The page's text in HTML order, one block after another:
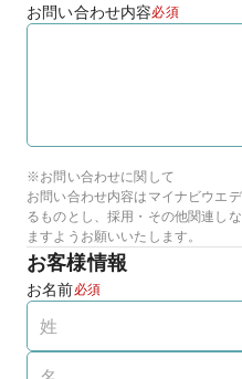
お問い合わせ内容必須
※お問い合わせに関して
お問い合わせ内容はマイナビウエ
るものとし、採用・その他関連し
ますようお願いいたします。
お客様情報
お名前必須